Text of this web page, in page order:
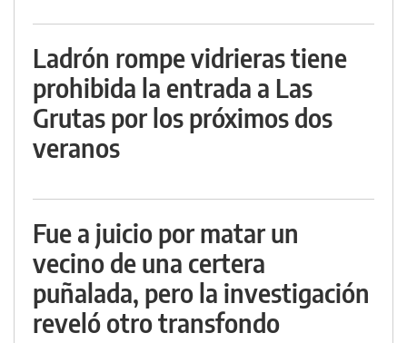
Ladrón rompe vidrieras tiene
prohibida la entrada a Las
Grutas por los próximos dos
veranos
Fue a juicio por matar un
vecino de una certera
puñalada, pero la investigación
reveló otro transfondo